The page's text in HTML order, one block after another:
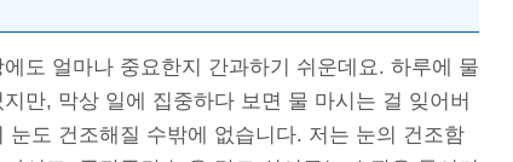
도 얼마나 중요한지 간과하기 쉬운데요. 하루에 물
만, 막상 일에 집중하다 보면 물 마시는 걸 잊어버
도 건조해질 수밖에 없습니다. 저는 눈의 건조함